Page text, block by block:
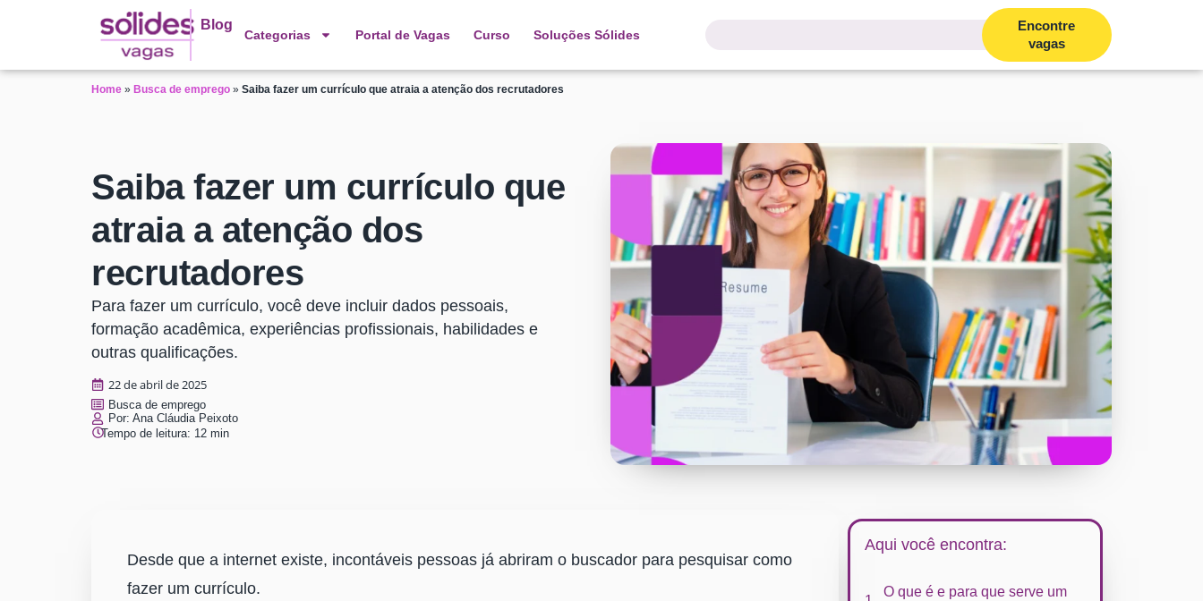
Blog
Categorias Portal de Vagas Curso Soluções Sólides
Encontre
vagas
Home » Busca de emprego » Saiba fazer um currículo que atraia a atenção dos recrutadores
Saiba fazer um currículo que
atraia a atenção dos
recrutadores
Para fazer um currículo, você deve incluir dados pessoais,
formação acadêmica, experiências profissionais, habilidades e
outras qualificações.
22 de abril de 2025
Busca de emprego
Por: Ana Cláudia Peixoto
Tempo de leitura: 12 min
Desde que a internet existe, incontáveis pessoas já abriram o buscador para pesquisar como
fazer um currículo.
Aqui você encontra:
O que é e para que serve um